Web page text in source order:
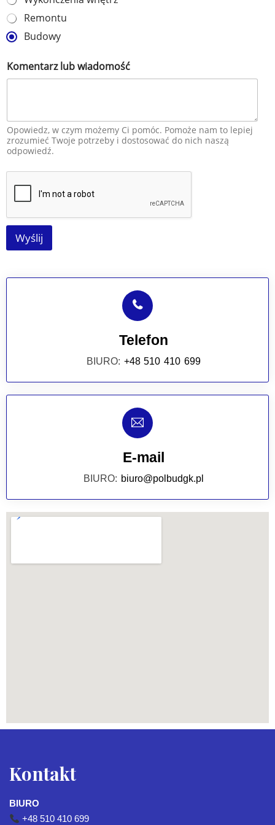
Telefon
BIURO: +48 510 410 699
E-mail
BIURO: biuro@polbudgk.pl
Remontu
Budowy
Komentarz lub wiadomość
Opowiedz, w czym możemy Ci pomóc. Pomoże nam to lepiej
zrozumieć Twoje potrzeby i dostosować do nich naszą
odpowiedź.
Wyślij
Kontakt
BIURO
+48 510 410 699